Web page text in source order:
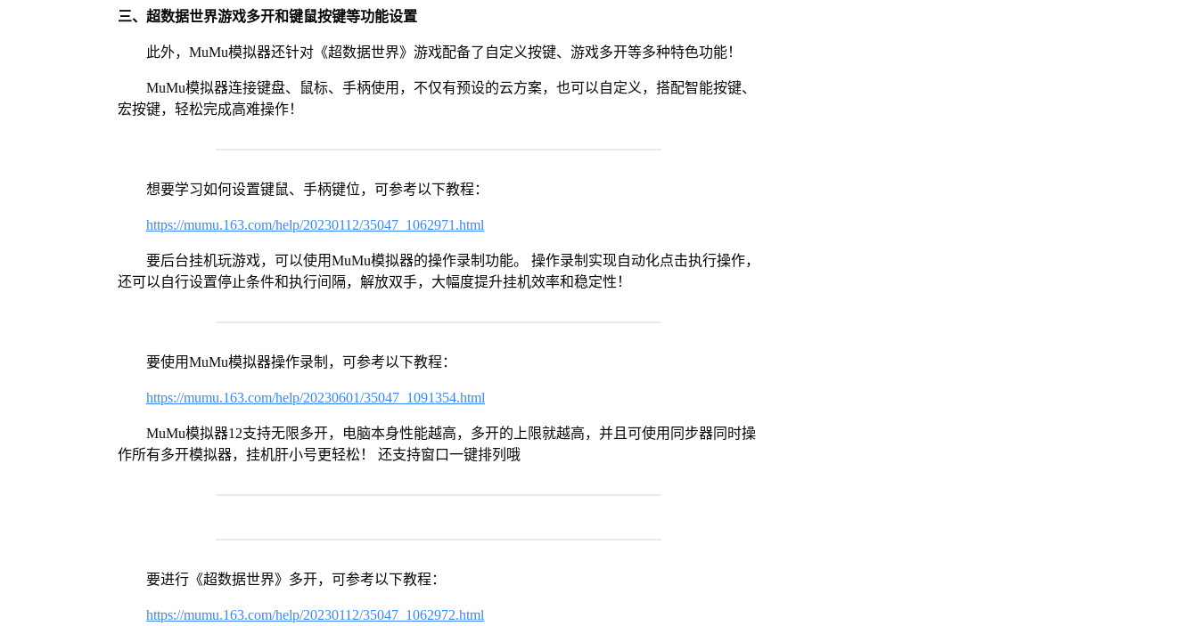
三、超数据世界游戏多开和键鼠按键等功能设置
此外，MuMu模拟器还针对《超数据世界》游戏配备了自定义按键、游戏多开等多种特色功能！
MuMu模拟器连接键盘、鼠标、手柄使用，不仅有预设的云方案，也可以自定义，搭配智能按键、
宏按键，轻松完成高难操作！
想要学习如何设置键鼠、手柄键位，可参考以下教程：
https://mumu.163.com/help/20230112/35047_1062971.html
要后台挂机玩游戏，可以使用MuMu模拟器的操作录制功能。 操作录制实现自动化点击执行操作，
还可以自行设置停止条件和执行间隔，解放双手，大幅度提升挂机效率和稳定性！
要使用MuMu模拟器操作录制，可参考以下教程：
https://mumu.163.com/help/20230601/35047_1091354.html
MuMu模拟器12支持无限多开，电脑本身性能越高，多开的上限就越高，并且可使用同步器同时操
作所有多开模拟器，挂机肝小号更轻松！ 还支持窗口一键排列哦
要进行《超数据世界》多开，可参考以下教程：
https://mumu.163.com/help/20230112/35047_1062972.html